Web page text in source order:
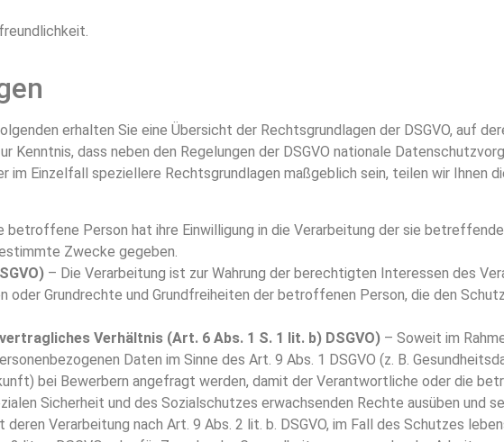
erhalten Sie eine Übersicht der Rechtsgrundlagen der DSGVO, auf
dass neben den Regelungen der DSGVO nationale
Einzelfall speziellere Rechtsgrundlagen maßgeblich sein, teilen wir Ihnen
betroffene Person hat ihre Einwilligung in die Verarbeitung der sie
Zwecke gegeben.
– Die Verarbeitung ist zur Wahrung der berechtigten Interessen des
Grundrechte und Grundfreiheiten der betroffenen Person, die den
Verhältnis (Art. 6 Abs. 1 S. 1 lit. b) DSGVO) – Soweit im
Daten im Sinne des Art. 9 Abs. 1 DSGVO (z. B.
bei Bewerbern angefragt werden, damit der Verantwortliche oder die
Sicherheit und des Sozialschutzes erwachsenden Rechte ausüben und
Verarbeitung nach Art. 9 Abs. 2 lit. b. DSGVO, im Fall des Schutzes